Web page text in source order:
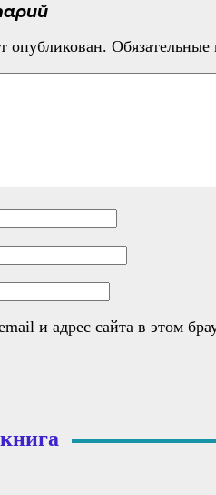
опубликован.
и адрес сайта в этом